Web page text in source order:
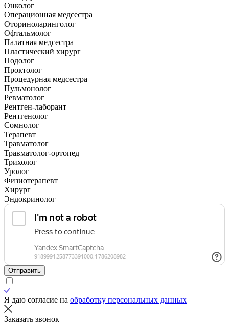
Онколог
Операционная медсестра
Оториноларинголог
Офтальмолог
Палатная медсестра
Пластический хирург
Подолог
Проктолог
Процедурная медсестра
Пульмонолог
Ревматолог
Рентген-лаборант
Рентгенолог
Сомнолог
Терапевт
Травматолог
Травматолог-ортопед
Трихолог
Уролог
Физиотерапевт
Хирург
Эндокринолог
Отправить
Я даю согласие на обработку персональных данных
Заказать звонок